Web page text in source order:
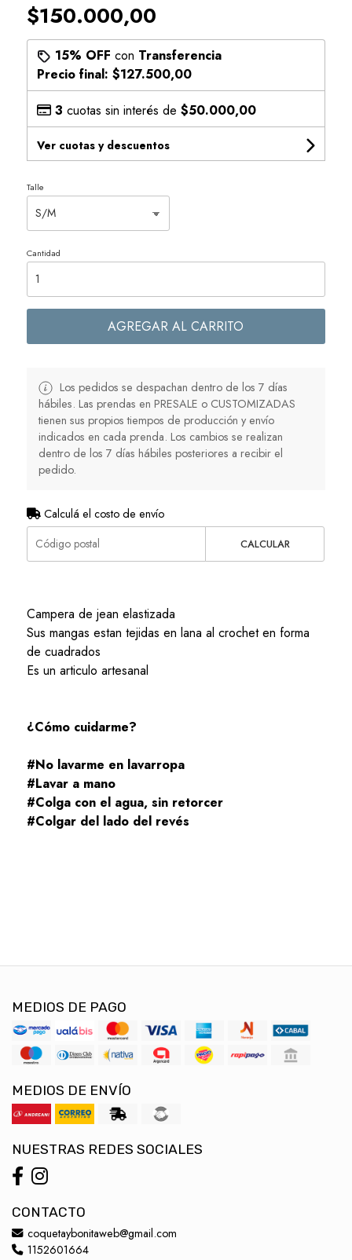
$150.000,00
15% OFF con Transferencia
Precio final: $127.500,00
3 cuotas sin interés de $50.000,00
Ver cuotas y descuentos
Talle
Cantidad
AGREGAR AL CARRITO
Los pedidos se despachan dentro de los 7 días
hábiles. Las prendas en PRESALE o CUSTOMIZADAS
tienen sus propios tiempos de producción y envío
indicados en cada prenda. Los cambios se realizan
dentro de los 7 días hábiles posteriores a recibir el
pedido.
Calculá el costo de envío
CALCULAR
Campera de jean elastizada
Sus mangas estan tejidas en lana al crochet en forma
de cuadrados
Es un articulo artesanal
¿Cómo cuidarme?
#No lavarme en lavarropa
#Lavar a mano
#Colga con el agua, sin retorcer
#Colgar del lado del revés
MEDIOS DE PAGO
MEDIOS DE ENVÍO
NUESTRAS REDES SOCIALES
CONTACTO
coquetaybonitaweb@gmail.com
1152601664